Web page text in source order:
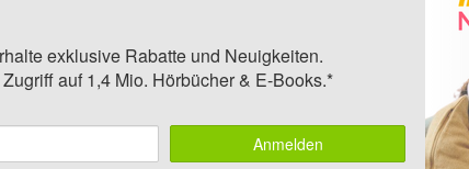
exklusive Rabatte und Neuigkeiten.
auf 1,4 Mio. Hörbücher & E-Books.*
Anmelden